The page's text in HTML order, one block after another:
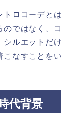
トロコーデと
のではなく、
シルエットだ
なすことをい
代背景